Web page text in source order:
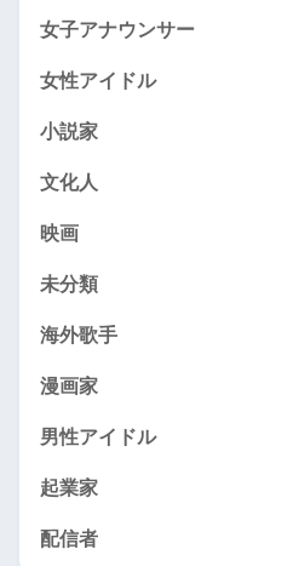
女子アナウンサー
女性アイドル
小説家
文化人
映画
未分類
海外歌手
漫画家
男性アイドル
起業家
配信者